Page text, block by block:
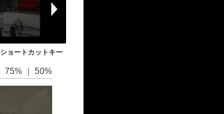
ショートカットキー
75% 50%